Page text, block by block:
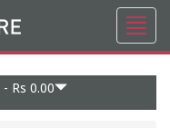
- Rs 0.00